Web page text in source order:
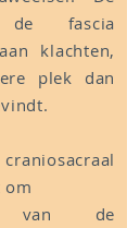
de fascia
klachten,
plek dan
om
van de